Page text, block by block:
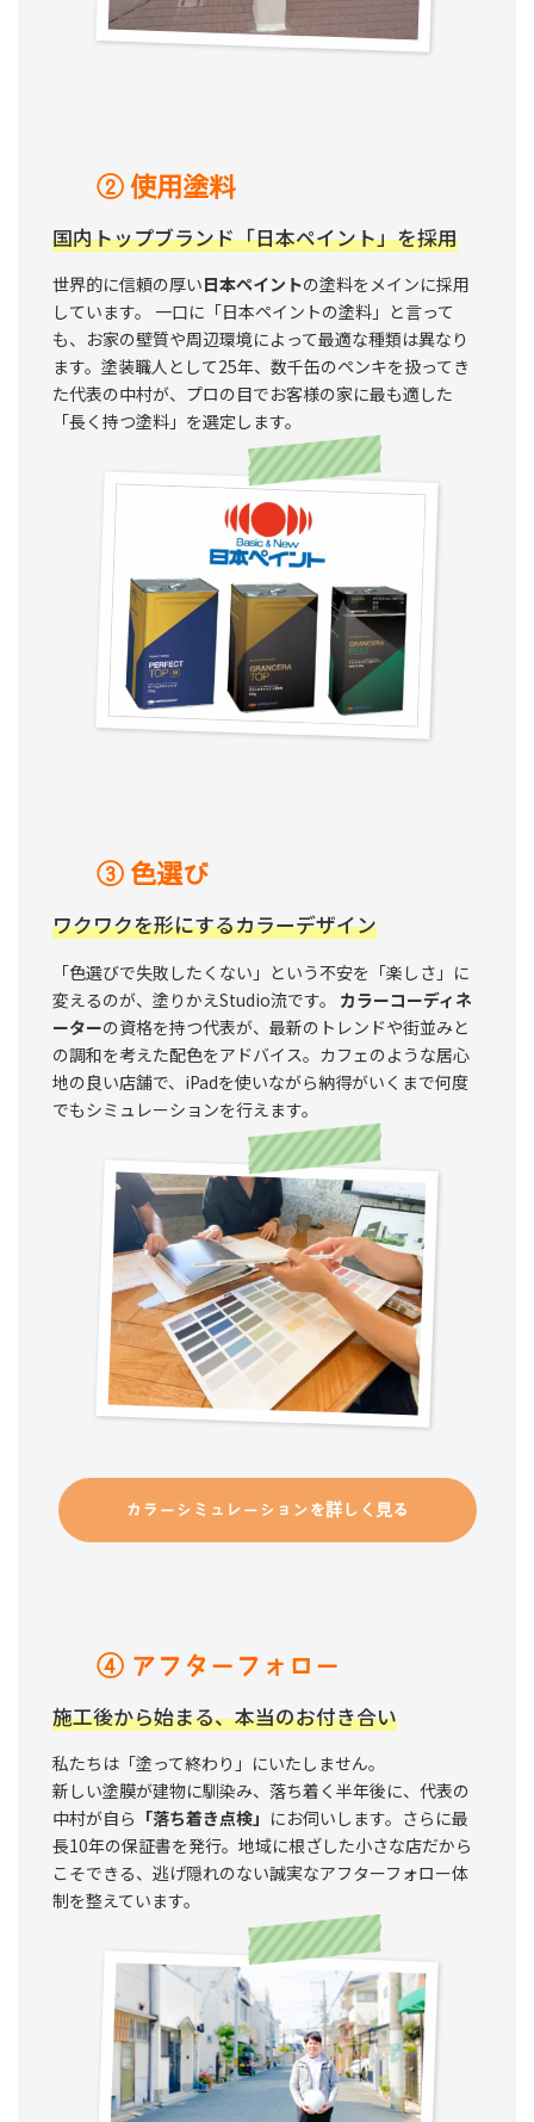
② 使用塗料
国内トップブランド「日本ペイント」を採用
世界的に信頼の厚い日本ペイントの塗料をメインに採用
しています。 一口に「日本ペイントの塗料」と言って
も、お家の壁質や周辺環境によって最適な種類は異なり
ます。塗装職人として25年、数千缶のペンキを扱ってき
た代表の中村が、プロの目でお客様の家に最も適した
「長く持つ塗料」を選定します。
③ 色選び
ワクワクを形にするカラーデザイン
「色選びで失敗したくない」という不安を「楽しさ」に
変えるのが、塗りかえStudio流です。 カラーコーディネ
ーターの資格を持つ代表が、最新のトレンドや街並みと
の調和を考えた配色をアドバイス。カフェのような居心
地の良い店舗で、iPadを使いながら納得がいくまで何度
でもシミュレーションを行えます。
カラーシミュレーションを詳しく見る
④ アフターフォロー
施工後から始まる、本当のお付き合い
私たちは「塗って終わり」にいたしません。
新しい塗膜が建物に馴染み、落ち着く半年後に、代表の
中村が自ら 「落ち着き点検」 にお伺いします。さらに最
長10年の保証書を発行。地域に根ざした小さな店だから
こそできる、逃げ隠れのない誠実なアフターフォロー体
制を整えています。